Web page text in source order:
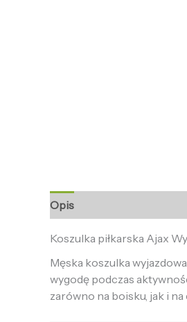
Opis
Koszulka piłkarska Ajax
Męska koszulka
wygodę podczas
zarówno na boisku, jak i na